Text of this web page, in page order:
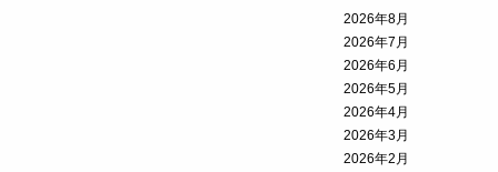
2026年8月
2026年7月
2026年6月
2026年5月
2026年4月
2026年3月
2026年2月